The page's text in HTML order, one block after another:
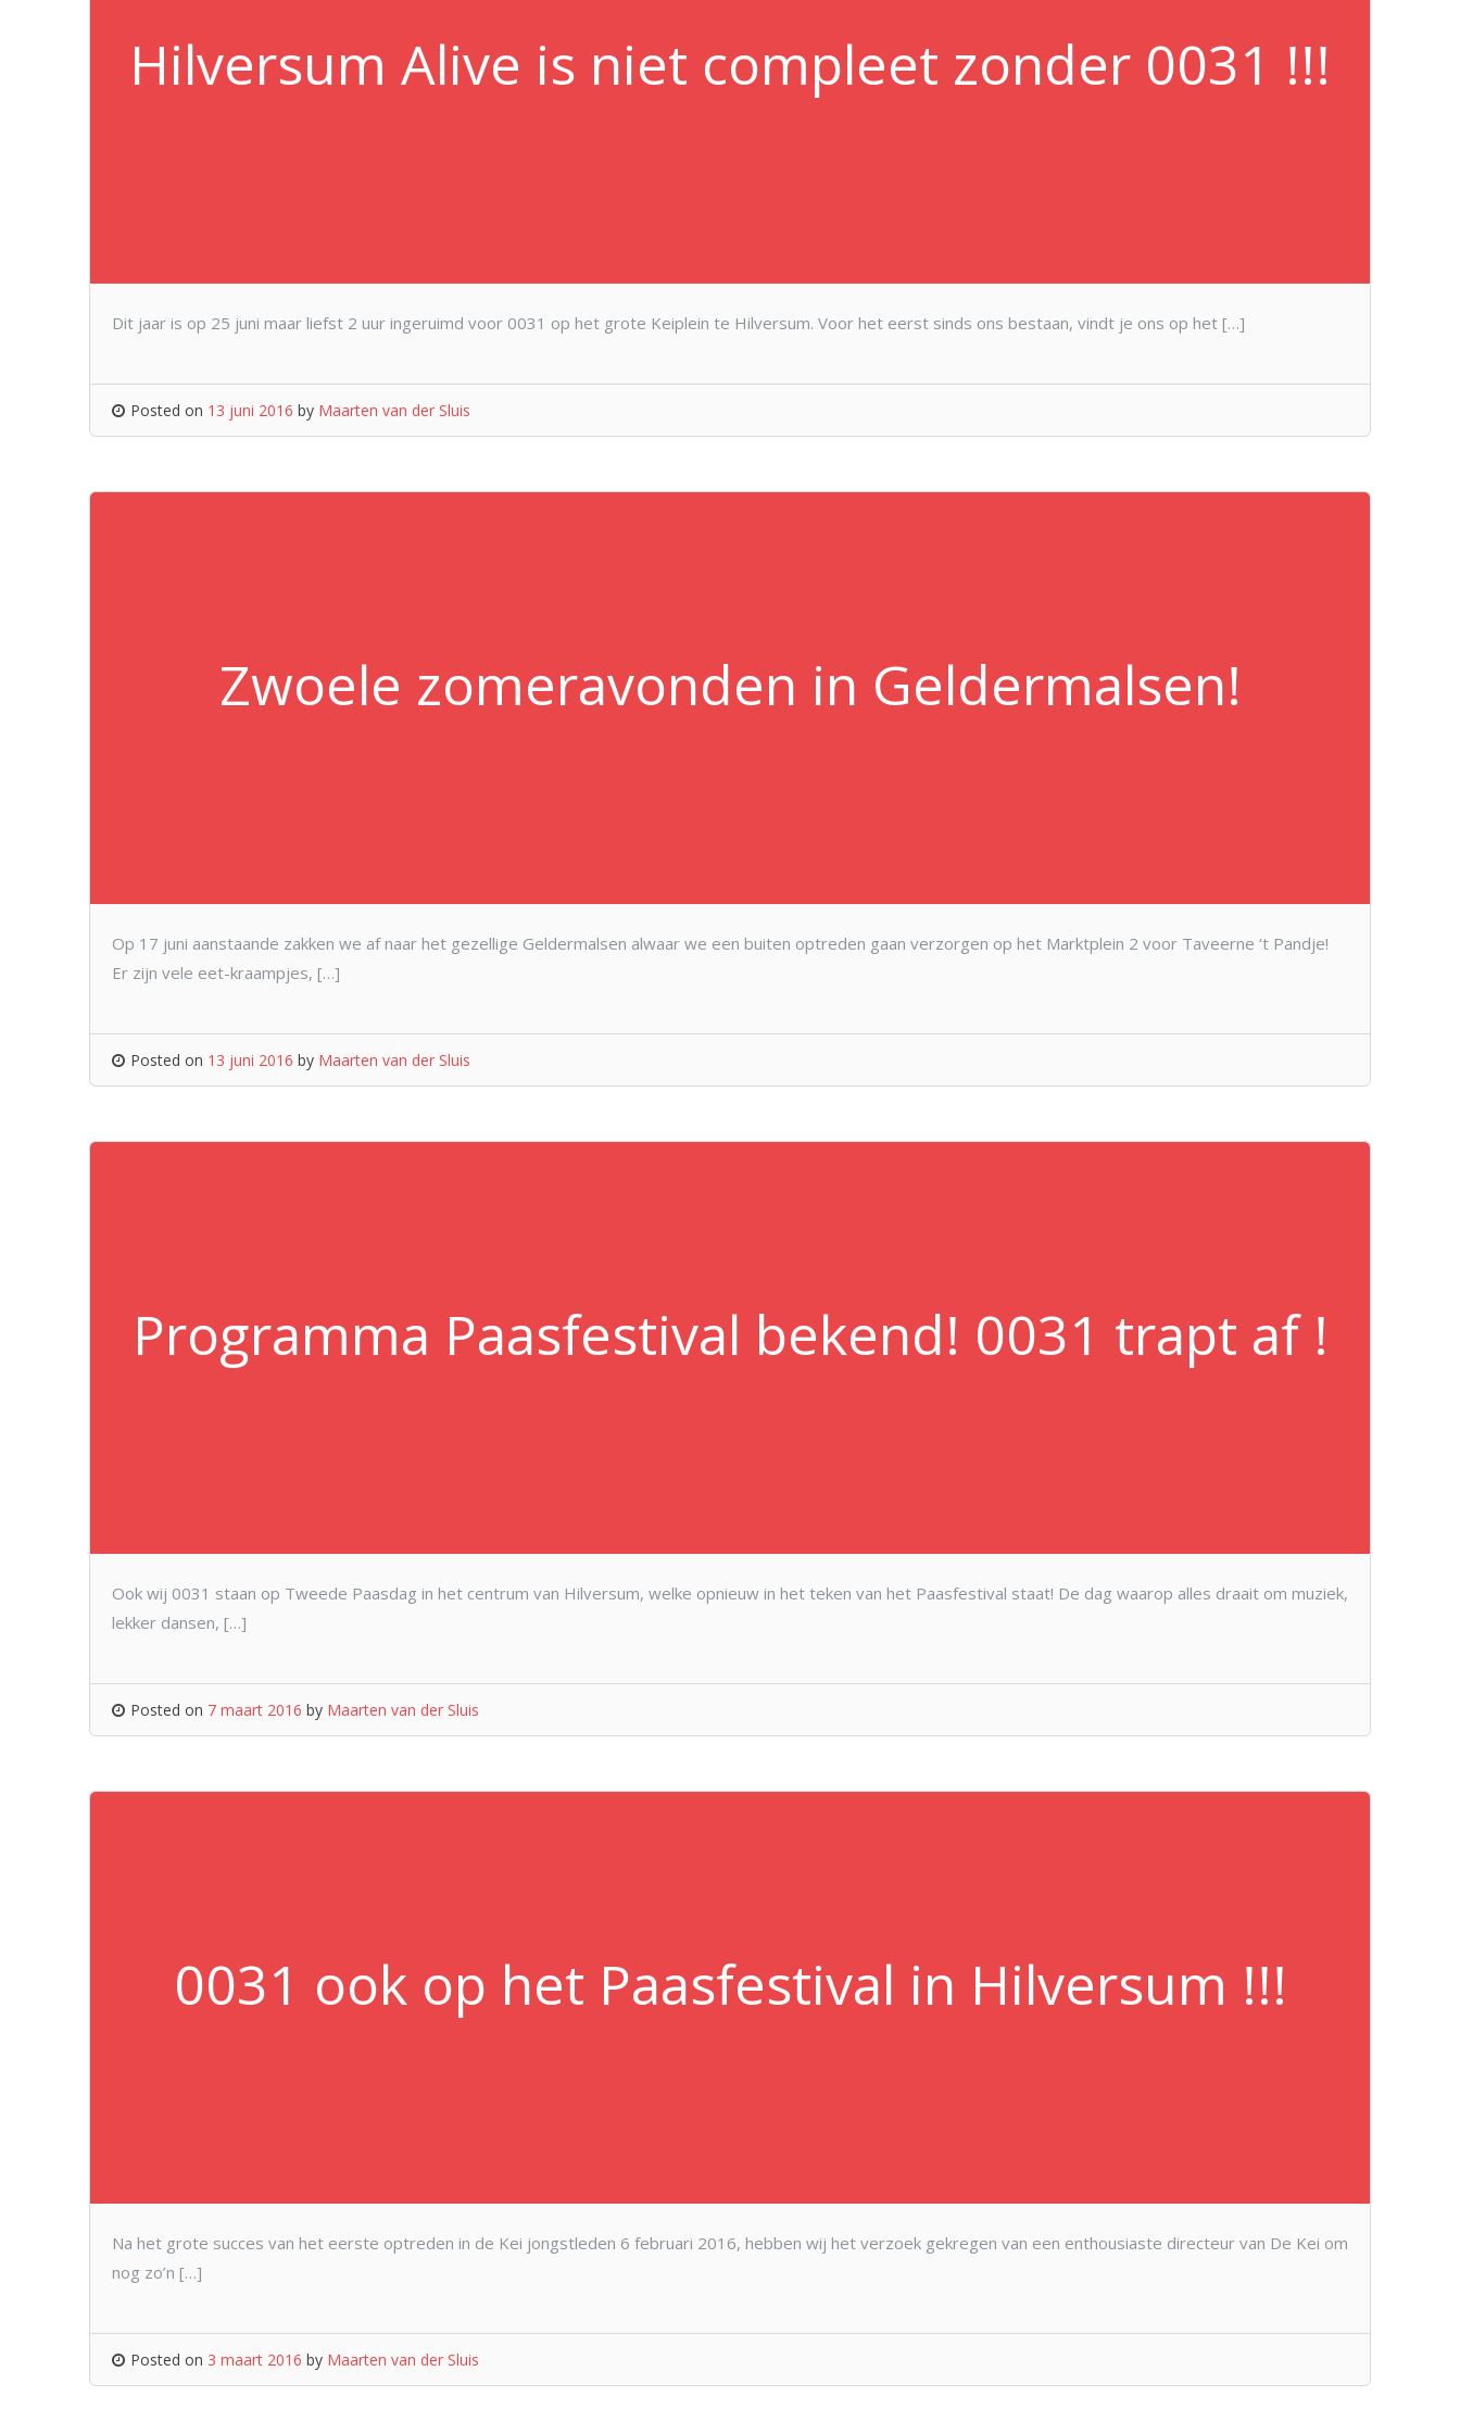
Hilversum Alive is niet compleet zonder 0031 !!!
Dit jaar is op 25 juni maar liefst 2 uur ingeruimd voor 0031 op het grote Keiplein te Hilversum. Voor het eerst sinds ons bestaan, vindt je ons op het […]
Posted on 13 juni 2016 by Maarten van der Sluis
Zwoele zomeravonden in Geldermalsen!
Op 17 juni aanstaande zakken we af naar het gezellige Geldermalsen alwaar we een buiten optreden gaan verzorgen op het Marktplein 2 voor Taveerne ‘t Pandje!
Er zijn vele eet-kraampjes, […]
Posted on 13 juni 2016 by Maarten van der Sluis
Programma Paasfestival bekend! 0031 trapt af !
Ook wij 0031 staan op Tweede Paasdag in het centrum van Hilversum, welke opnieuw in het teken van het Paasfestival staat! De dag waarop alles draait om muziek,
lekker dansen, […]
Posted on 7 maart 2016 by Maarten van der Sluis
0031 ook op het Paasfestival in Hilversum !!!
Na het grote succes van het eerste optreden in de Kei jongstleden 6 februari 2016, hebben wij het verzoek gekregen van een enthousiaste directeur van De Kei om
nog zo’n […]
Posted on 3 maart 2016 by Maarten van der Sluis